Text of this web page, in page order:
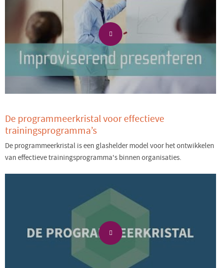
De programmeerkristal voor effectieve
trainingsprogramma’s
De programmeerkristal is een glashelder model voor het ontwikkelen
van effectieve trainingsprogramma's binnen organisaties.